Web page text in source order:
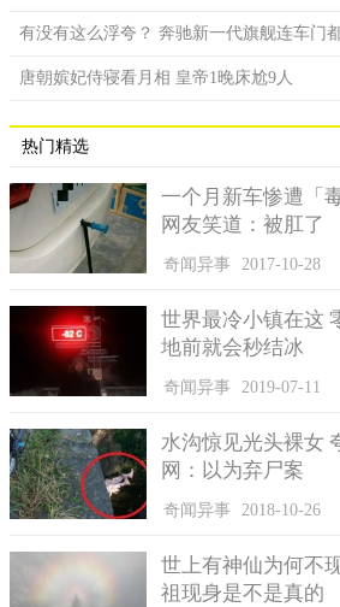
有没有这么浮夸？ 奔驰新一代旗舰连车门
唐朝嫔妃侍寝看月相 皇帝1晚床尬9人
热门精选
一个月新车惨遭「
网友笑道：被肛了
奇闻异事 2017-10-28
世界最冷小镇在这
地前就会秒结冰
奇闻异事 2019-07-11
水沟惊见光头裸女
网：以为弃尸案
奇闻异事 2018-10-26
世上有神仙为何不
祖现身是不是真的